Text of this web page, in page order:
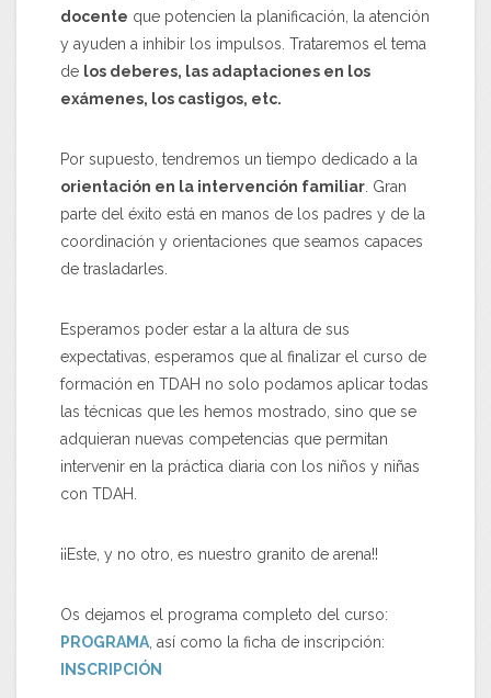
docente que potencien la planificación, la atención
y ayuden a inhibir los impulsos. Trataremos el tema
de los deberes, las adaptaciones en los
exámenes, los castigos, etc.
Por supuesto, tendremos un tiempo dedicado a la
orientación en la intervención familiar . Gran
parte del éxito está en manos de los padres y de la
coordinación y orientaciones que seamos capaces
de trasladarles.
Esperamos poder estar a la altura de sus
expectativas, esperamos que al finalizar el curso de
formación en TDAH no solo podamos aplicar todas
las técnicas que les hemos mostrado, sino que se
adquieran nuevas competencias que permitan
intervenir en la práctica diaria con los niños y niñas
con TDAH.
¡¡Este, y no otro, es nuestro granito de arena!!
Os dejamos el programa completo del curso:
PROGRAMA , así como la ficha de inscripción:
INSCRIPCIÓN